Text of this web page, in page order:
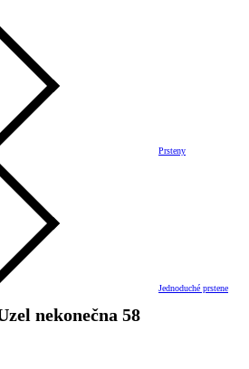
Prsteny
Jednoduché prstene
nekonečna 58